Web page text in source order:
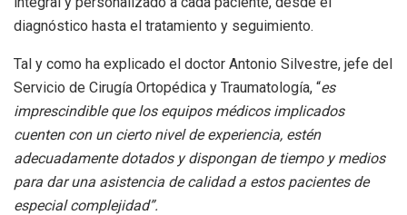
diagnóstico hasta el tratamiento y seguimiento.
Tal y como ha explicado el doctor Antonio Silvestre, jefe del
Servicio de Cirugía Ortopédica y Traumatología, “es
imprescindible que los equipos médicos implicados
cuenten con un cierto nivel de experiencia, estén
adecuadamente dotados y dispongan de tiempo y medios
para dar una asistencia de calidad a estos pacientes de
especial complejidad”.